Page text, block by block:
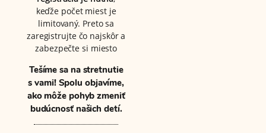
keďže počet miest je
limitovaný. Preto sa
zaregistrujte čo najskôr a
zabezpečte si miesto
Tešíme sa na stretnutie
s vami!Spolu objavíme,
ako môže pohyb zmeniť
budúcnosť našich detí.